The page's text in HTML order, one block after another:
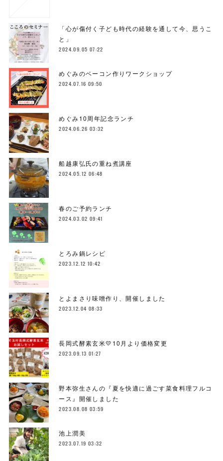
「心が傷付く子ども時代の経験を通して今、思うこ
と」
2024.09.05 07:22
めぐみのベーコン作りワークショップ
2024.07.16 09:50
めぐみ10周年記念ランチ
2024.06.26 03:32
船越康弘氏の重ね煮講座
2024.05.12 06:48
春のご予約ランチ
2024.03.02 09:41
とろみ鍋レシピ
2023.12.12 10:42
とよまさり味噌作り、開催しました
2023.12.04 08:33
長岡式酵素玄米💛10月より価格変更
2023.09.13 01:27
野本弥生さんの『夏を快適に過ごす菜食料理フルコ
ース』開催しました
2023.08.08 03:59
池上潤美
2023.07.19 03:32